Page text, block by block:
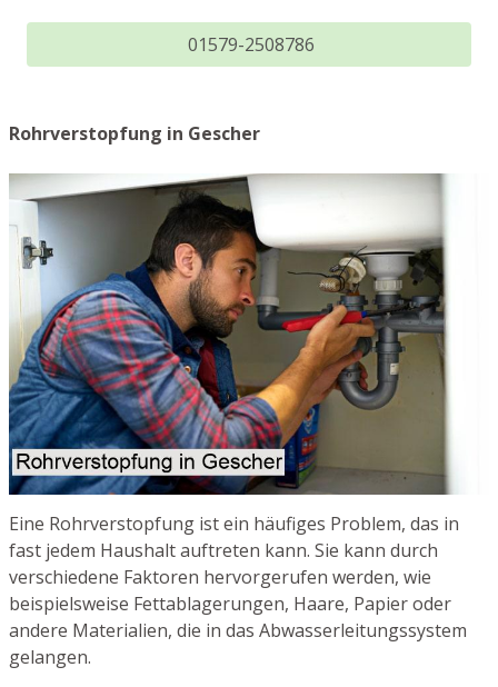
01579-2508786
Rohrverstopfung in Gescher
Eine Rohrverstopfung ist ein häufiges Problem, das in
fast jedem Haushalt auftreten kann. Sie kann durch
verschiedene Faktoren hervorgerufen werden, wie
beispielsweise Fettablagerungen, Haare, Papier oder
andere Materialien, die in das Abwasserleitungssystem
gelangen.